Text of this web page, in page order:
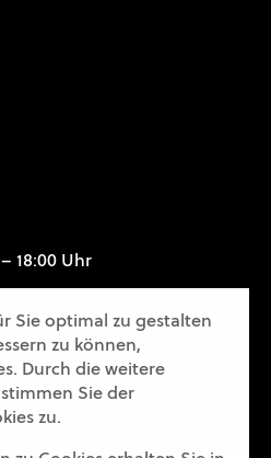
18:00 Uhr
Sie optimal zu gestalten
zu können,
Durch die weitere
Sie der
zu.